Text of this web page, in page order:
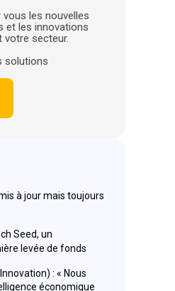
les nouvelles
et les innovations
votre secteur.
solutions
à jour mais toujours
Seed, un
levée de fonds
: « Nous
économique